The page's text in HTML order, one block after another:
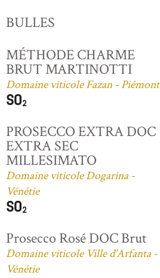
BULLES
MÉTHODE CHARME
BRUT MARTINOTTI
Domaine viticole Fazan - Piémont
PROSECCO EXTRA DOC
EXTRA SEC
MILLESIMATO
Domaine viticole Dogarina -
Vénétie
Prosecco Rosé DOC Brut
Domaine viticole Ville d'Arfanta -
Vénétie